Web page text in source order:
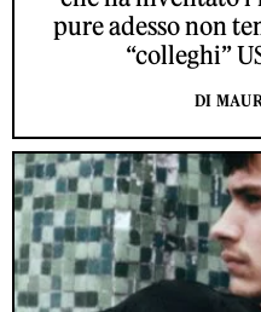
pure adesso non
“colleghi”
DI